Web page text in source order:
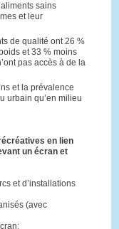
sains
et leur
de qualité ont 26 %
et 33 % moins
pas accès à de la
et la prévalence
urbain qu’en milieu
en lien
un écran et
et d’installations
(avec